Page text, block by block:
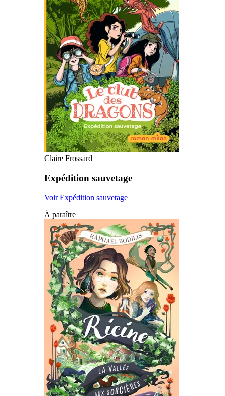
Claire Frossard
Expédition sauvetage
Voir Expédition sauvetage
À paraître